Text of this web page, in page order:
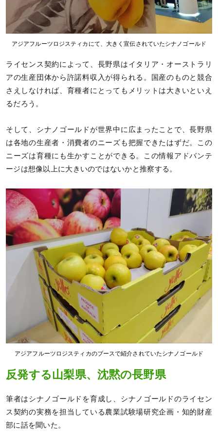
アジアフルーツロジスティカにて、大きく宣伝されていたシナノゴールド
ライセンス契約によって、長野県はイタリア・オーストラリ
アの生産団体から許諾料収入が得られる。国産のものと競合
さえしなければ、育種者にとってもメリットは大きいといえ
るだろう。
そして、シナノゴールドが世界中に広まったことで、長野県
は各地の生産者・消費者のニーズも把握できたはずだ。この
ニーズは育種にも生かすことができる。この情報アドバンテ
ージは想像以上に大きいのではないかと推察する。
アジアフルーツロジスティカのブースで紹介されていたシナノゴールド
反発する山梨県、沈黙の長野県
筆者はシナノゴールドを育成し、シナノゴールドのライセン
ス契約の実務を担当している農業試験場研究企画・知的財産
部に話を聞いた。